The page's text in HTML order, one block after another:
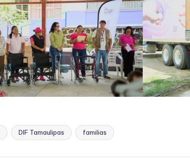
DIF Tamaulipas familias